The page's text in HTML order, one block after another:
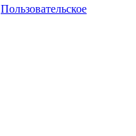
Пользовательское